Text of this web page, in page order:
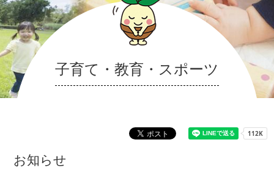
子育て・教育・スポーツ
お知らせ